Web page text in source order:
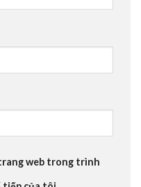
web trong trình